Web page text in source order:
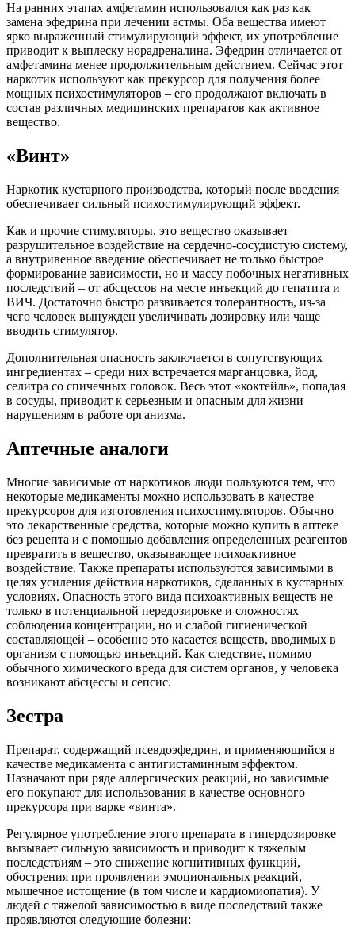
На ранних этапах амфетамин использовался как раз как
замена эфедрина при лечении астмы. Оба вещества имеют
ярко выраженный стимулирующий эффект, их употребление
приводит к выплеску норадреналина. Эфедрин отличается от
амфетамина менее продолжительным действием. Сейчас этот
наркотик используют как прекурсор для получения более
мощных психостимуляторов – его продолжают включать в
состав различных медицинских препаратов как активное
вещество.
«Винт»
Наркотик кустарного производства, который после введения
обеспечивает сильный психостимулирующий эффект.
Как и прочие стимуляторы, это вещество оказывает
разрушительное воздействие на сердечно-сосудистую систему,
а внутривенное введение обеспечивает не только быстрое
формирование зависимости, но и массу побочных негативных
последствий – от абсцессов на месте инъекций до гепатита и
ВИЧ. Достаточно быстро развивается толерантность, из-за
чего человек вынужден увеличивать дозировку или чаще
вводить стимулятор.
Дополнительная опасность заключается в сопутствующих
ингредиентах – среди них встречается марганцовка, йод,
селитра со спичечных головок. Весь этот «коктейль», попадая
в сосуды, приводит к серьезным и опасным для жизни
нарушениям в работе организма.
Аптечные аналоги
Многие зависимые от наркотиков люди пользуются тем, что
некоторые медикаменты можно использовать в качестве
прекурсоров для изготовления психостимуляторов. Обычно
это лекарственные средства, которые можно купить в аптеке
без рецепта и с помощью добавления определенных реагентов
превратить в вещество, оказывающее психоактивное
воздействие. Также препараты используются зависимыми в
целях усиления действия наркотиков, сделанных в кустарных
условиях. Опасность этого вида психоактивных веществ не
только в потенциальной передозировке и сложностях
соблюдения концентрации, но и слабой гигиенической
составляющей – особенно это касается веществ, вводимых в
организм с помощью инъекций. Как следствие, помимо
обычного химического вреда для систем органов, у человека
возникают абсцессы и сепсис.
Зестра
Препарат, содержащий псевдоэфедрин, и применяющийся в
качестве медикамента с антигистаминным эффектом.
Назначают при ряде аллергических реакций, но зависимые
его покупают для использования в качестве основного
прекурсора при варке «винта».
Регулярное употребление этого препарата в гипердозировке
вызывает сильную зависимость и приводит к тяжелым
последствиям – это снижение когнитивных функций,
обострения при проявлении эмоциональных реакций,
мышечное истощение (в том числе и кардиомиопатия). У
людей с тяжелой зависимостью в виде последствий также
проявляются следующие болезни: